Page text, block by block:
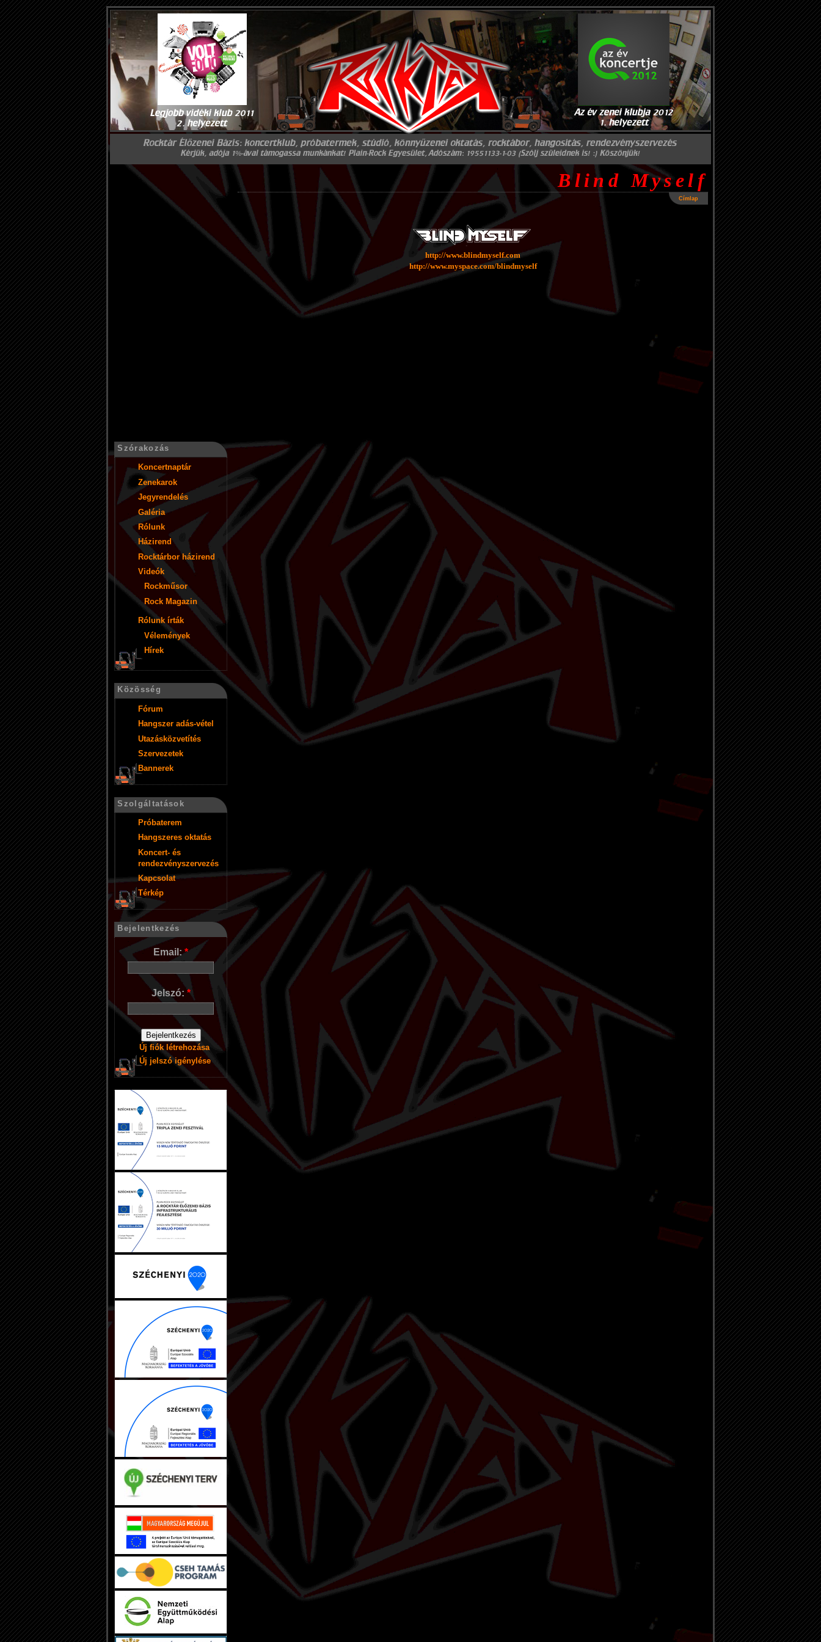
Blind Myself
Címlap
http://www.blindmyself.com
http://www.myspace.com/blindmyself
Szórakozás
Koncertnaptár
Zenekarok
Jegyrendelés
Galéria
Rólunk
Házirend
Rocktárbor házirend
Videók
Rockműsor
Rock Magazin
Rólunk írták
Vélemények
Hírek
Közösség
Fórum
Hangszer adás-vétel
Utazásközvetítés
Szervezetek
Bannerek
Szolgáltatások
Próbaterem
Hangszeres oktatás
Koncert- és
rendezvényszervezés
Kapcsolat
Térkép
Bejelentkezés
Email:*
Jelszó: *
Új fiók létrehozása
Új jelszó igénylése